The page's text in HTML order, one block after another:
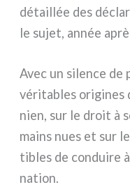
détail­lée des
le sujet, année
Avec un silen­ce de
véri­ta­bles ori­gi­nes
nien, sur le droit à
mains nues et sur
ti­bles de con­dui­re
nation.